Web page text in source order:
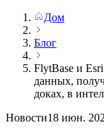
Дом
Блог
FlytBase и
данных,
доках, в
Новости18 июн.